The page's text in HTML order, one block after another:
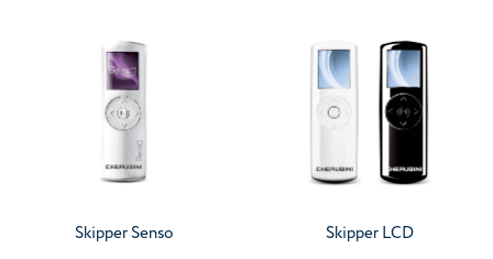
Skipper Senso Skipper LCD